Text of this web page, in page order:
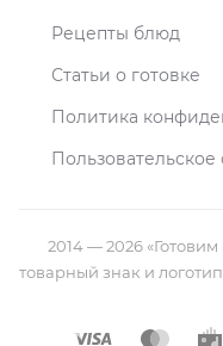
Рецепты блюд
Статьи о готовке
Политика
2014 — 2026
товарный знак и логотип